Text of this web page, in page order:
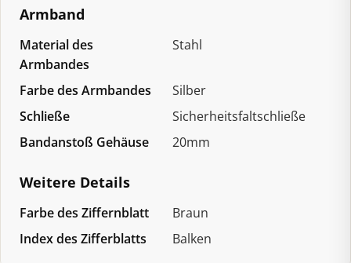
Armband
Material des
Armbandes
Stahl
Farbe des Armbandes
Silber
Schließe
Sicherheitsfaltschließe
Bandanstoß Gehäuse
20mm
Weitere Details
Farbe des Ziffernblatt
Braun
Index des Zifferblatts
Balken